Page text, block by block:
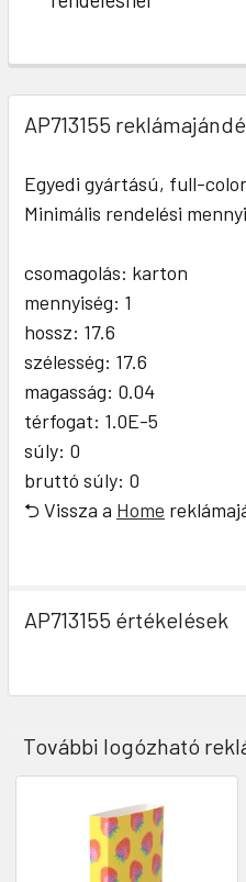
AP713155
Egyedi gyártású, full-
Minimális rendelési
csomagolás: karton
mennyiség: 1
hossz: 17.6
szélesség: 17.6
magasság: 0.04
térfogat: 1.0E-5
súly: 0
bruttó súly: 0
⮌ Vissza a Home
AP713155 értékelések
További logózható